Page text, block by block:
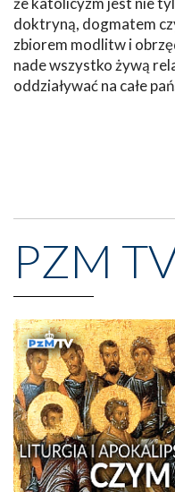
doktryną, dogmatem
zbiorem modlitw i
nade wszystko żywą
oddziaływać na całe
PZM